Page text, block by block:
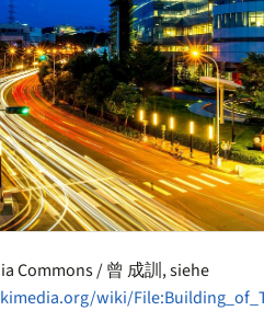
Commons / 曾 成訓, siehe
wiki/